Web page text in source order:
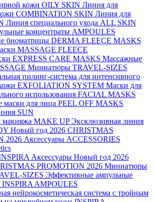
кожи OILY SKIN Линия для
COMBINATION SKIN Линия для
Линия специального ухода ALL SKIN
концентраты AMPOULES
биоматрицы DERMA FLEECE MASKS
MASSAGE FLEECE
EXPRESS CARE MASKS Массажные
Миниатюры TRAVEL-SIZES
пилинг-система для интенсивного
EXFOLIATION SYSTEM Маски для
использования FACIAL MASKS
маски для лица PEEL OFF MASKS
SUN
макияжа MAKE UP Эксклюзивная линия
Новый год 2026 CHRISTMAS
2026 Аксессуары ACCESSORIES
Аксессуары Новый год 2026
PROMOTION 2026 Миниатюры
SIZES Эффективные ампульные
INSPIRA AMPOULES
нейрокосметическая система с тройным